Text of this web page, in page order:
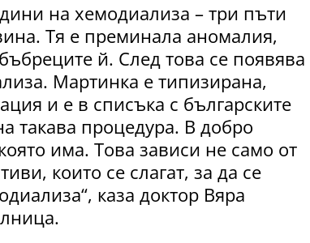
на хемодиализа – три пъти
Тя е преминала аномалия,
й. След това се появява
Мартинка е типизирана,
и е в списъка с българските
такава процедура. В добро
има. Това зависи не само от
които се слагат, за да се
каза доктор Вяра